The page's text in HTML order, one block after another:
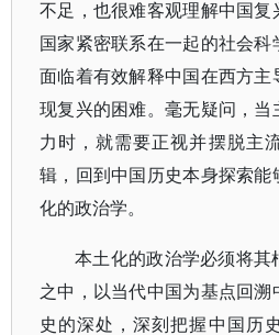
不足，也很难客观理解中国复
国家紧密联系在一起的社会
面临着有效解释中国在西方主
现复兴的困难。毫无疑问，当
力时，就需要正视并摆脱主
辑，回到中国历史本身探索能
化的政治学。
本土化的政治学必须将其
之中，以当代中国为基点回
史的深处，深刻把握中国历